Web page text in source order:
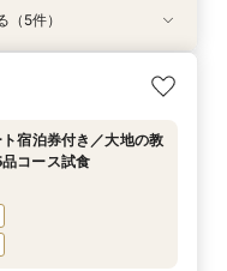
顔合わせから結婚式ま
ウェルカムベビー会
を堪能♪お子様と一緒の
宅でOK★】オンライ
OK】熊本の自然溢れ
エディング
】豪華5品3万円コー
相談会
（5件）
宿泊券付き／大地の教
コース試食